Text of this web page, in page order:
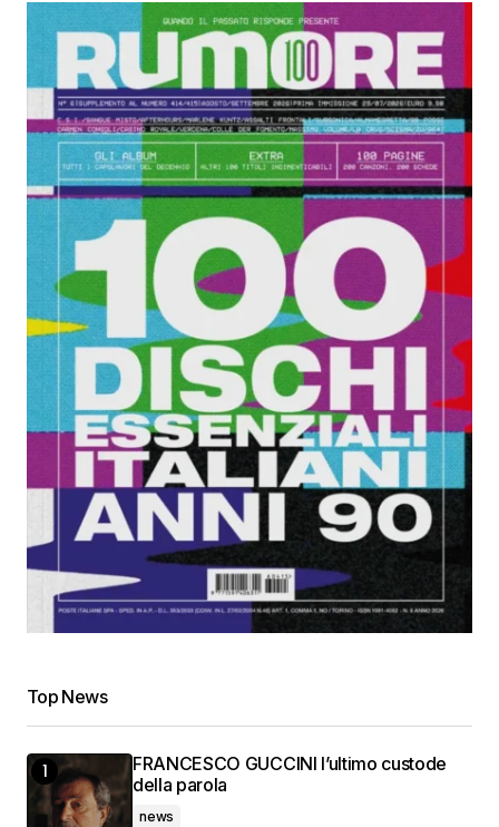
Top News
FRANCESCO GUCCINI l’ultimo custode
della parola
news